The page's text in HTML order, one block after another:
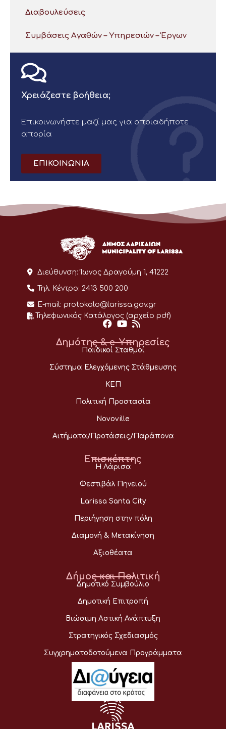
Διαβουλεύσεις
Συμβάσεις Αγαθών – Υπηρεσιών – Έργων
Χρειάζεστε βοήθεια;
Επικοινωνήστε μαζί μας για οποιαδήποτε
απορία
ΕΠΙΚΟΙΝΩΝΙΑ
Διεύθυνση: Ίωνος Δραγούμη 1, 41222
Τηλ. Κέντρο: 2413 500 200
E-mail: protokolo@larissa.gov.gr
Τηλεφωνικός Κατάλογος (αρχείο pdf)
Δημότης & e-Υπηρεσίες
Παιδικοί Σταθμοί
Σύστημα Ελεγχόμενης Στάθμευσης
ΚΕΠ
Πολιτική Προστασία
Novoville
Αιτήματα/Προτάσεις/Παράπονα
Επισκέπτης
Η Λάρισα
Φεστιβάλ Πηνειού
Larissa Santa City
Περιήγηση στην πόλη
Διαμονή & Μετακίνηση
Αξιοθέατα
Δήμος και Πολιτική
Δημοτικό Συμβούλιο
Δημοτική Επιτροπή
Βιώσιμη Αστική Ανάπτυξη
Στρατηγικός Σχεδιασμός
Συγχρηματοδοτούμενα Προγράμματα